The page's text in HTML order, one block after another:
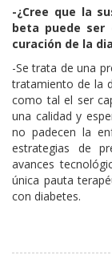
-¿Cree que la
beta puede ser
curación de la
-Se trata de una
tratamiento de la
como tal el ser
una calidad y
no padecen la
estrategias de
avances
única pauta
con diabetes.